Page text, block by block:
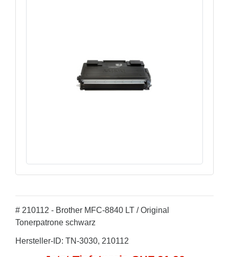
# 210112 - Brother MFC-8840 LT / Original
Tonerpatrone schwarz
Hersteller-ID: TN-3030, 210112